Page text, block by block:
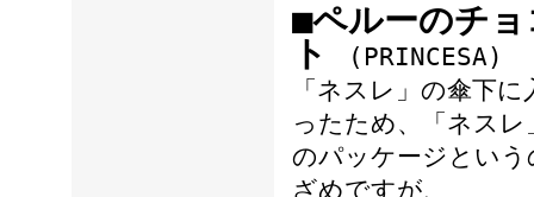
■ペルーのチ
ト
(PRINCESA)
「ネスレ」の傘下
ったため、「ネスレ
のパッケージとい
ざめですが、